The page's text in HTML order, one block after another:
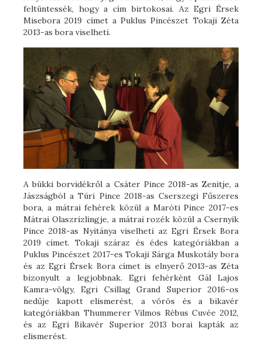
feltüntessék, hogy a cím birtokosai. Az Egri Érsek
Misebora 2019 címet a Puklus Pincészet Tokaji Zéta
2013-as bora viselheti.
A bükki borvidékről a Csáter Pince 2018-as Zenitje, a
Jászságból a Túri Pince 2018-as Cserszegi Fűszeres
bora, a mátrai fehérek közül a Maróti Pince 2017-es
Mátrai Olaszrizlingje, a mátrai rozék közül a Csernyik
Pince 2018-as Nyitánya viselheti az Egri Érsek Bora
2019 címet. Tokaji száraz és édes kategóriákban a
Puklus Pincészet 2017-es Tokaji Sárga Muskotály bora
és az Egri Érsek Bora címet is elnyerő 2013-as Zéta
bizonyult a legjobbnak. Egri fehérként Gál Lajos
Kamra-völgy, Egri Csillag Grand Superior 2016-os
nedűje kapott elismerést, a vörös és a bikavér
kategóriákban Thummerer Vilmos Rébus Cuvée 2012,
és az Egri Bikavér Superior 2013 borai kapták az
elismerést.